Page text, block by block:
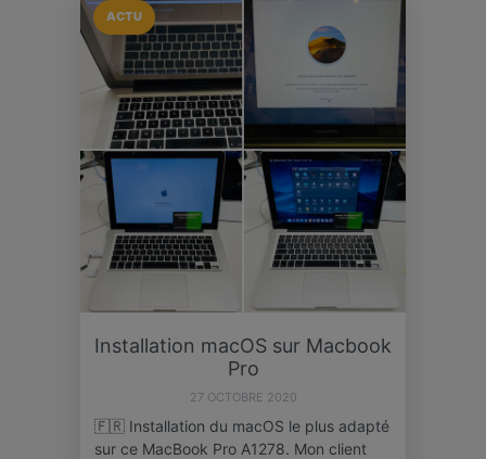
ACTU
Installation macOS sur Macbook
Pro
27 OCTOBRE 2020
🇫🇷 Installation du macOS le plus adapté
sur ce MacBook Pro A1278. Mon client